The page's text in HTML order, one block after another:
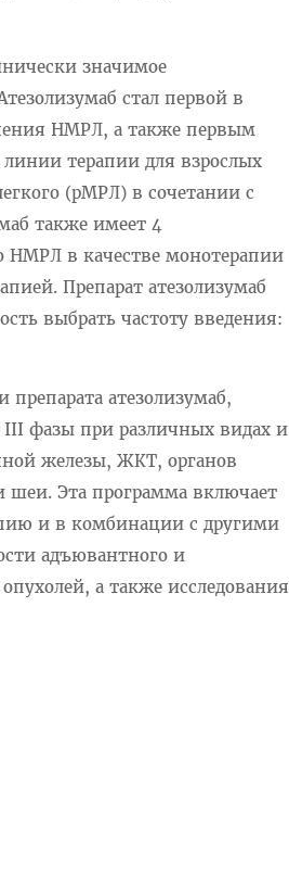
значимое
стал первой в
НМРЛ, а также первым
терапии для взрослых
(рМРЛ) в сочетании с
также имеет 4
НМРЛ в качестве монотерапии
Препарат атезолизумаб
выбрать частоту введения:
атезолизумаб,
фазы при различных видах и
железы, ЖКТ, органов
шеи. Эта программа включает
и в комбинации с другими
адъювантного и
а также исследования